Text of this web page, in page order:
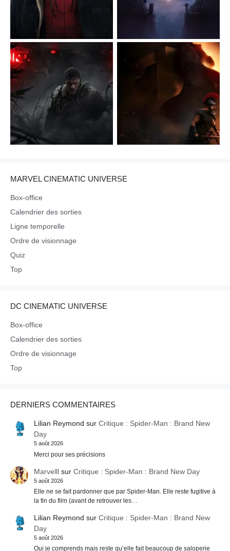
MARVEL CINEMATIC UNIVERSE
Box-office
Calendrier des sorties
Ligne temporelle
Ordre de visionnage
Quiz
Top
DC CINEMATIC UNIVERSE
Box-office
Calendrier des sorties
Ordre de visionnage
Top
DERNIERS COMMENTAIRES
Lilian Reymond sur Critique : Spider-Man : Brand New
Day
5 août 2026
Merci pour ses précisions
Marvelllsur Critique : Spider-Man : Brand New Day
5 août 2026
Elle ne se fait pardonner que par Spider-Man. Elle reste fugitive à
la fin du film (avant de retrouver les…
Lilian Reymond sur Critique : Spider-Man : Brand New
Day
5 août 2026
Oui je comprends mais reste qu’elle fait beaucoup de saloperie